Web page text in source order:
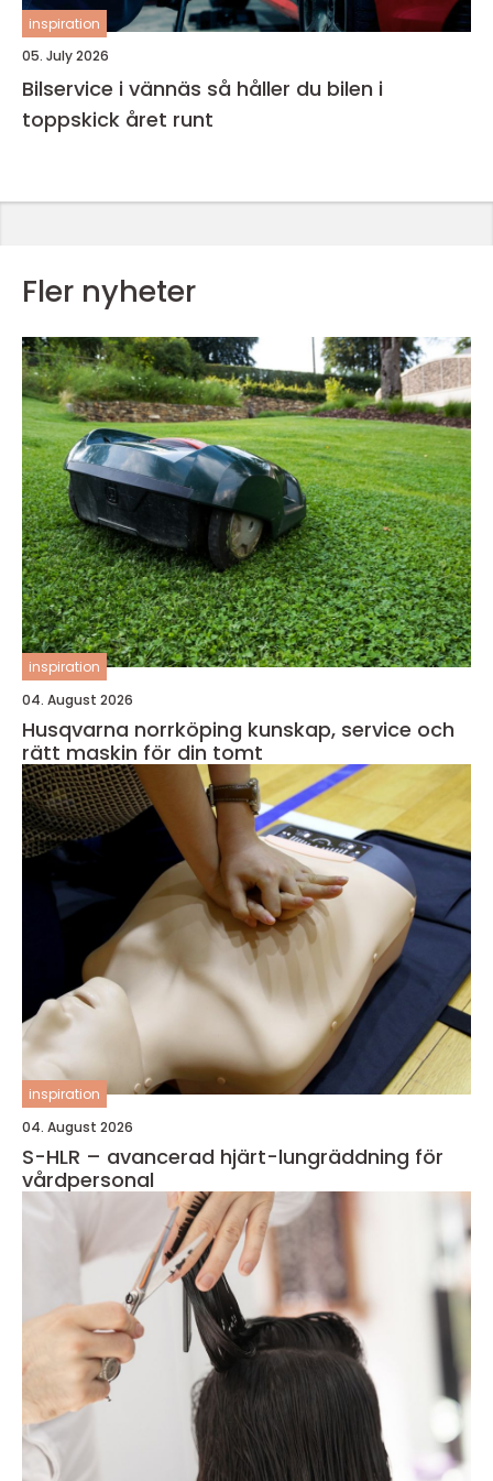
inspiration
05. July 2026
Bilservice i vännäs så håller du bilen i
toppskick året runt
Fler nyheter
inspiration
04. August 2026
Husqvarna norrköping kunskap, service och
rätt maskin för din tomt
inspiration
04. August 2026
S-HLR – avancerad hjärt-lungräddning för
vårdpersonal